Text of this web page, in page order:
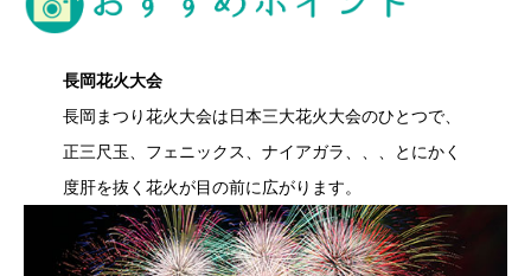
長岡花火大会
長岡まつり花火大会は日本三大花火大会のひとつで、
正三尺玉、フェニックス、ナイアガラ、、、とにかく
度肝を抜く花火が目の前に広がります。